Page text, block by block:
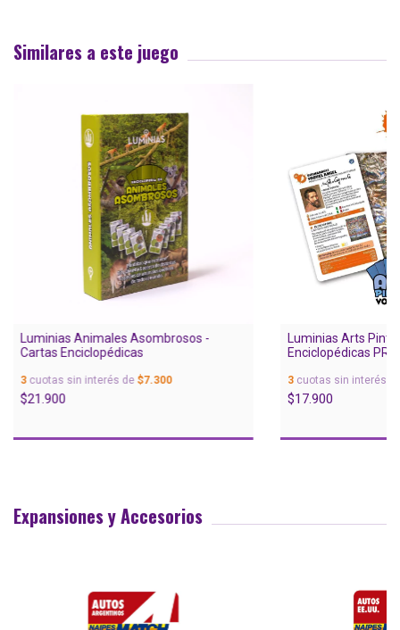
Similares a este juego
Luminias Animales Asombrosos -
Cartas Enciclopédicas
3cuotas sin interés de$7.300
$21.900
Luminias Arts
Enciclopédicas
3cuotas sin interés
$17.900
Expansiones y Accesorios